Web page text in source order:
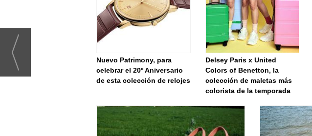
Nuevo Patrimony, para
celebrar el 20º Aniversario
de esta colección de relojes
Delsey Paris x United
Colors of Benetton, la
colección de maletas más
colorista de la temporada